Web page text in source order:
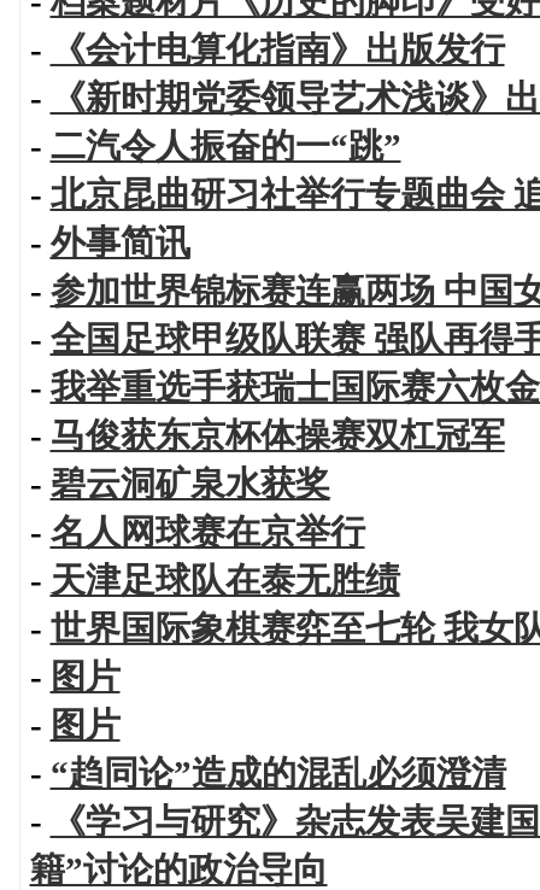
-
《会计电算化指南》出版发行
-
《新时期党委领导艺术浅谈》
- 二汽令人振奋的一“跳”
- 北京昆曲研习社举行专题曲会
- 外事简讯
- 参加世界锦标赛连赢两场 中国
- 全国足球甲级队联赛 强队再
- 我举重选手获瑞士国际赛六枚
- 马俊获东京杯体操赛双杠冠军
- 碧云洞矿泉水获奖
- 名人网球赛在京举行
- 天津足球队在泰无胜绩
- 世界国际象棋赛弈至七轮 我
- 图片
- 图片
- “趋同论”造成的混乱必须澄清
-
《学习与研究》杂志发表吴建
籍”讨论的政治导向